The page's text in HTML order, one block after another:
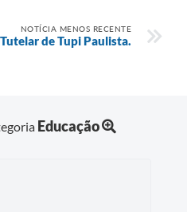
NOTÍCIA MENOS RECENTE
de Tupi Paulista.
Educação